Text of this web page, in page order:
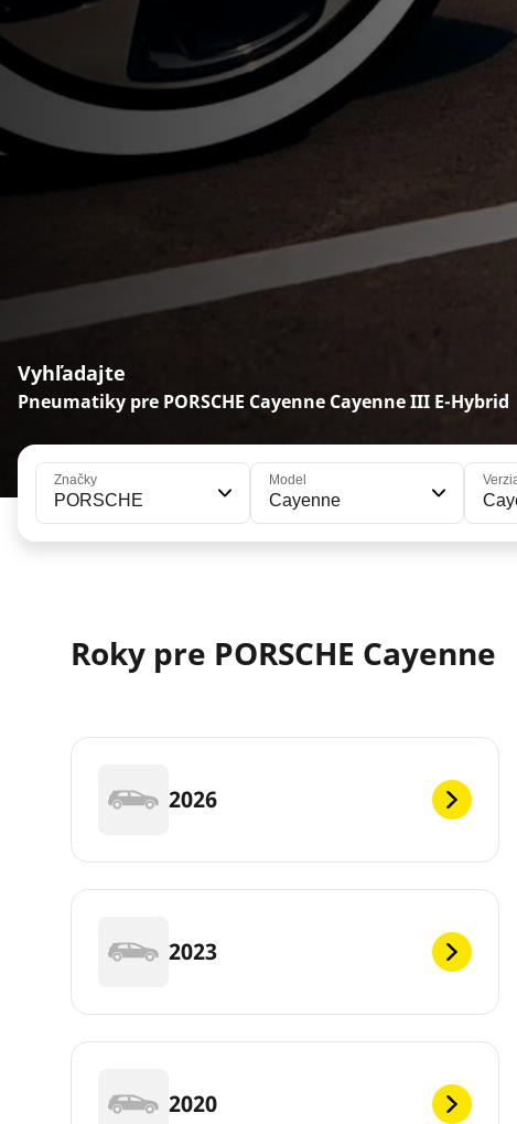
Vyhľadajte
Pneumatiky pre PORSCHE Cayenne Cayenne III E-Hybrid
Značky
PORSCHE
Model
Cayenne
Roky pre PORSCHE Cayenne
2026
2023
2020